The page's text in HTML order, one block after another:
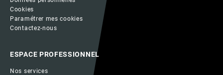
Cookies
Paramétrer mes cookies
Contactez-nous
ESPACE PROFESSIONNEL
Nos services